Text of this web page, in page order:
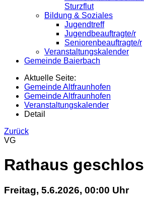
Sturzflut
Bildung & Soziales
Jugendtreff
Jugendbeauftragte/r
Seniorenbeauftragte/r
Veranstaltungskalender
Gemeinde Baierbach
Aktuelle Seite:
Gemeinde Altfraunhofen
Gemeinde Altfraunhofen
Veranstaltungskalender
Detail
Zurück
VG
Rathaus
Freitag, 5.6.2026, 00:00 Uhr